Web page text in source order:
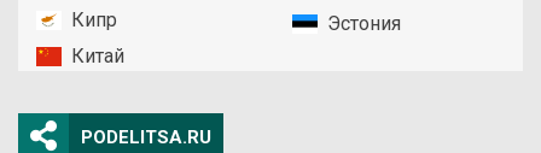
Кипр
Китай
Эстония
PODELITSA.RU